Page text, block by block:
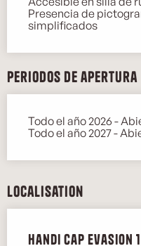
Presencia de
simplificados
Periodos de apertura
Todo el año 2026 -
Todo el año 2027 -
Localisation
Handi Cap Evasion